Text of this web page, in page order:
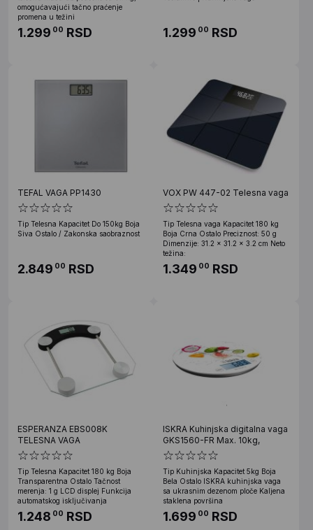
omogućavajući tačno praćenje
promena u težini
1.299 00 RSD 1.299 00 RSD
TEFAL VAGA PP1430
Tip Telesna Kapacitet Do 150kg Boja
Siva Ostalo / Zakonska saobraznost
2.849 00 RSD
VOX PW 447-02 Telesna vaga
Tip Telesna vaga Kapacitet 180 kg
Boja Crna Ostalo Preciznost: 50 g
Dimenzije: 31.2 x 31.2 x 3.2 cm Neto
težina:
1.349 00 RSD
ESPERANZA EBS008K
TELESNA VAGA
Tip Telesna Kapacitet 180 kg Boja
Transparentna Ostalo Tačnost
merenja: 1 g LCD displej Funkcija
automatskog isključivanja
1.248 00 RSD
ISKRA Kuhinjska digitalna vaga
GKS1560-FR Max. 10kg,
Tip Kuhinjska Kapacitet 5kg Boja
Bela Ostalo ISKRA kuhinjska vaga
sa ukrasnim dezenom ploče Kaljena
staklena površina
1.699 00 RSD